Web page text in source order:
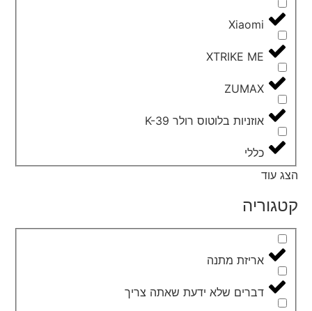
Xiaomi
XTRIKE ME
ZUMAX
אוזניות בלוטוס רולר K-39
כללי
הצג עוד
קטגוריה
אריזת מתנה
דברים שלא ידעת שאתה צריך